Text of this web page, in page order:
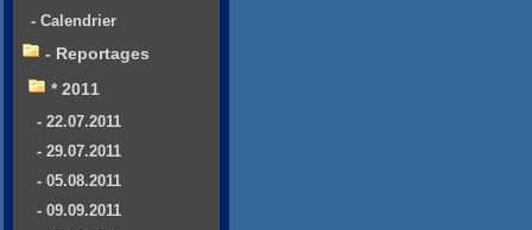
- Calendrier
- Reportages
* 2011
- 22.07.2011
- 29.07.2011
- 05.08.2011
- 09.09.2011